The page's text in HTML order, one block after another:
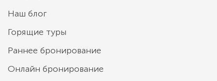
Наш блог
Горящие туры
Раннее бронирование
Онлайн бронирование